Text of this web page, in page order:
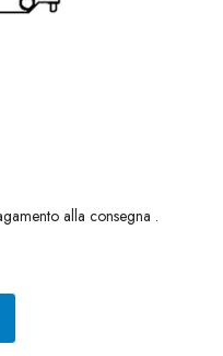
alla consegna .